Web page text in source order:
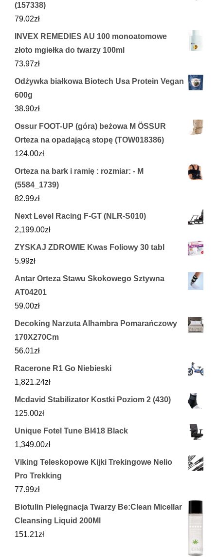
(157338)
79.02zł
INVEX REMEDIES AU 100 monoatomowe
złoto mgiełka do twarzy 100ml
73.97zł
Odżywka białkowa Biotech Usa Protein Vegan
600g
38.90zł
Ossur FOOT-UP (góra) beżowa M ÖSSUR
Orteza na opadającą stopę (TOW018386)
124.00zł
Orteza na bark i ramię : rozmiar: - M
(5584_1739)
82.99zł
Next Level Racing F-GT (NLR-S010)
2,199.00zł
ZYSKAJ ZDROWIE Kwas Foliowy 30 tabl
5.99zł
Antar Orteza Stawu Skokowego Sztywna
AT04201
59.00zł
Decoking Narzuta Alhambra Pomarańczowy
170X270Cm
56.01zł
Racerone R1 Go Niebieski
1,821.24zł
Mcdavid Stabilizator Kostki Poziom 2 (430)
125.00zł
Unique Fotel Tune Bl418 Black
1,349.00zł
Viking Teleskopowe Kijki Trekingowe Nelio
Pro Trekking
77.99zł
Biotulin Pielęgnacja Twarzy Be:Clean Micellar
Cleansing Liquid 200Ml
151.21zł